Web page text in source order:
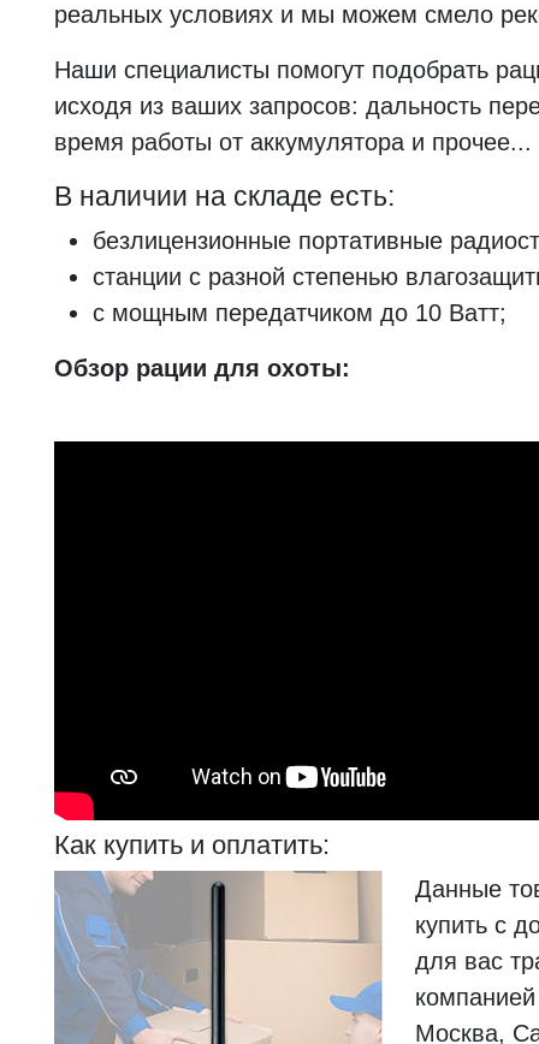
реальных условиях и мы можем смело
Наши специалисты помогут подобрать
исходя из ваших запросов: дальность
время работы от аккумулятора и прочее...
В наличии на складе есть:
безлицензионные портативные
станции с разной степенью
с мощным передатчиком до 10 Ватт;
Обзор рации для охоты:
Как купить и оплатить:
Данные
купить с
для вас
Москва,